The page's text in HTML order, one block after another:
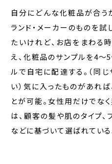
自分にどんな化粧品が合う
ランド・メーカーのものを
たいけれど、お店をまわる
え、化粧品のサンプルを4
ルで自宅に配達する。（同
い）気に入ったものがあれ
とが可能。女性用だけでな
は、顧客の髪や肌のタイプ、
などに基づいて選ばれている